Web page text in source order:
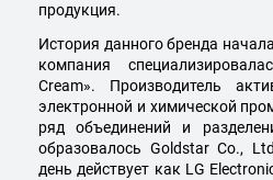
продукция.
История данного бренда
компания
Cream». Производитель
электронной и химической
ряд объединений и
образовалось Goldstar Co.,
день действует как LG